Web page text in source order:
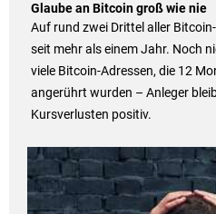
Glaube an Bitcoin groß wie nie
Auf rund zwei Drittel aller
seit mehr als einem Jahr. Noch
viele Bitcoin-Adressen, die 12
angerührt wurden – Anleger
Kursverlusten positiv.